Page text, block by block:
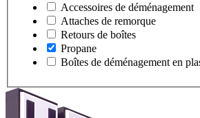
Accessoires de déménagement
Attaches de remorque
Retours de boîtes
Propane
Boîtes de déménagement en